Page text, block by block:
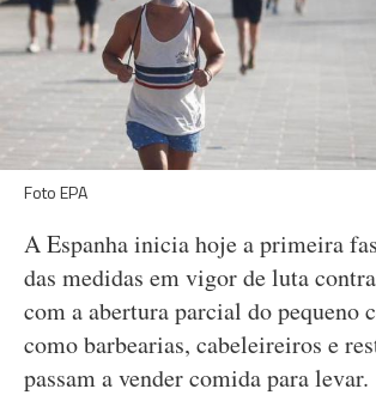
Foto EPA
A Espanha inicia hoje a primeira
das medidas em vigor de luta
com a abertura parcial do pequeno
como barbearias, cabeleireiros e
passam a vender comida para levar.